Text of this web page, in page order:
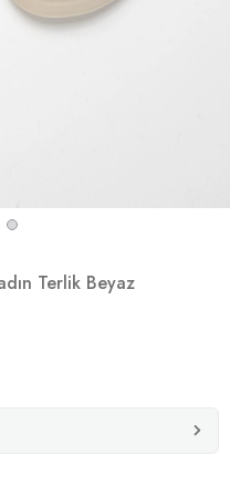
Terlik Beyaz